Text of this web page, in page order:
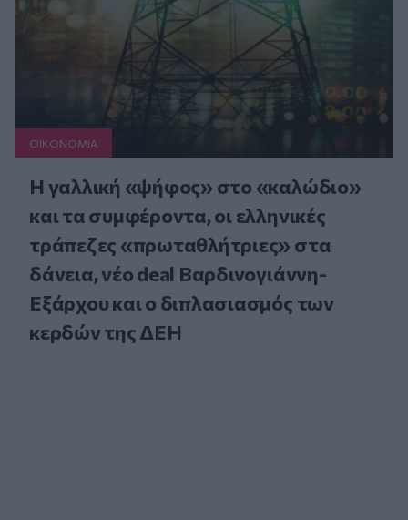
ΟΙΚΟΝΟΜΙΑ
Η γαλλική «ψήφος» στο «καλώδιο»
και τα συμφέροντα, οι ελληνικές
τράπεζες «πρωταθλήτριες» στα
δάνεια, νέο deal Βαρδινογιάννη-
Εξάρχου και ο διπλασιασμός των
κερδών της ΔΕΗ